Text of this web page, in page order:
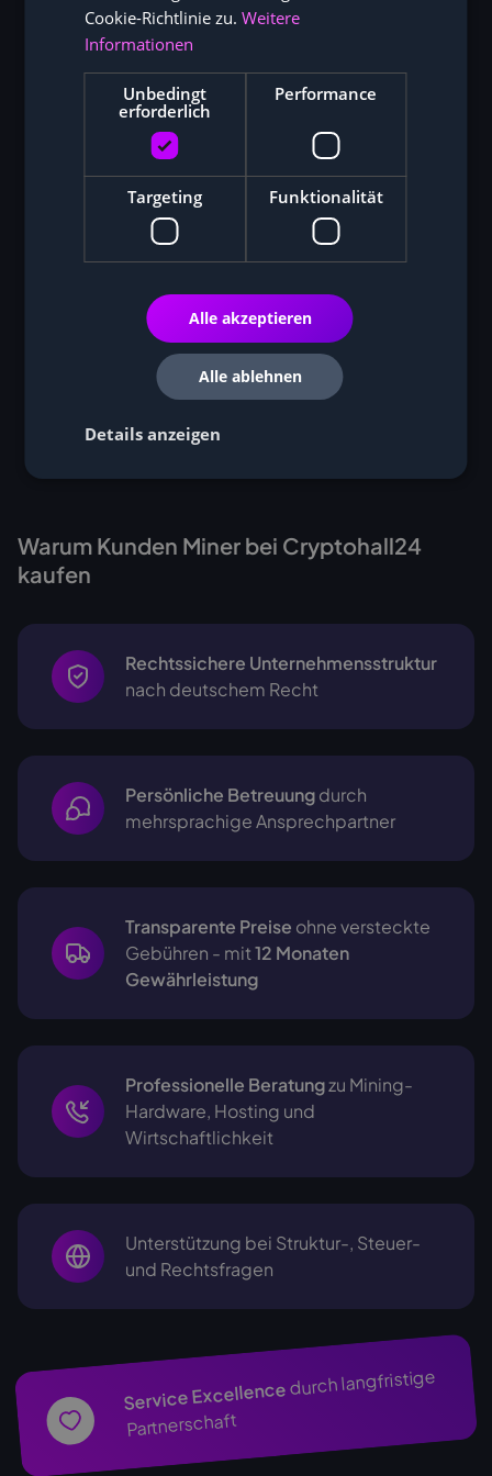
Warum Kunden Miner bei Cryptohall24
kaufen
Rechtssichere Unternehmensstruktur
nach deutschem Recht
Persönliche Betreuungdurch
mehrsprachigeAnsprechpartner
Transparente Preise ohne versteckte
Gebühren - mit12 Monaten
Gewährleistung
Professionelle Beratungzu Mining-
Hardware, Hosting und
Wirtschaftlichkeit
Unterstützung bei Struktur-, Steuer-
und Rechtsfragen
Service Excellencedurch langfristige
Partnerschaft
Cookie-Richtlinie zu. Weitere
Informationen
Unbedingt
erforderlich
Performance
Targeting Funktionalität
Alle akzeptieren
Alle ablehnen
Details anzeigen